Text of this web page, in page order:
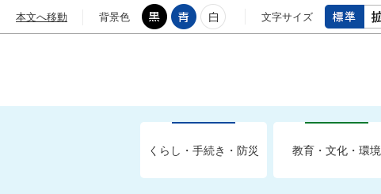
本文へ移動 背景色 文字サイズ
くらし・手続き・防災 教育・文化・環境